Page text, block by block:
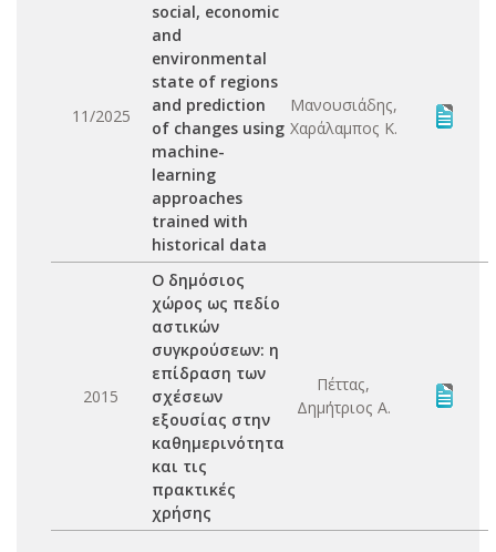
11/2025
social, economic
and
environmental
state of regions
and prediction
of changes using
machine-
learning
approaches
trained with
historical data
Μανουσιάδης,
Χαράλαμπος Κ.
2015
O δημόσιος
χώρος ως πεδίο
αστικών
συγκρούσεων: η
επίδραση των
σχέσεων
εξουσίας στην
καθημερινότητα
και τις
πρακτικές
χρήσης
Πέττας,
Δημήτριος Α.